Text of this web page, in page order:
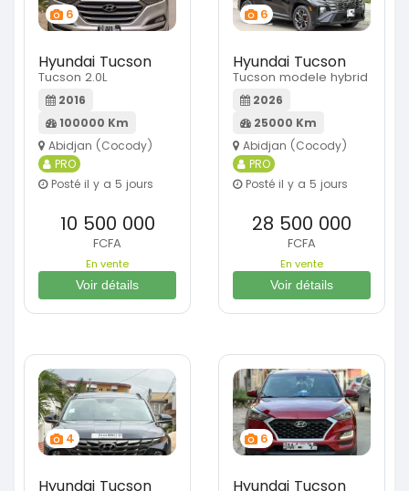
6
Hyundai Tucson
Tucson 2.0L
2016
100000 Km
Abidjan (Cocody)
PRO
Posté il y a 5 jours
10 500 000
FCFA
En vente
Voir détails
6
Hyundai Tucson
Tucson modele hybrid
2026
25000 Km
Abidjan (Cocody)
PRO
Posté il y a 5 jours
28 500 000
FCFA
En vente
Voir détails
4
Hyundai Tucson
6
Hyundai Tucson